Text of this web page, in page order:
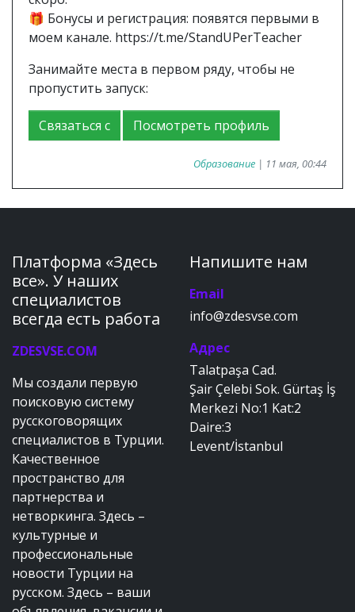
🎁 Бонусы и регистрация: появятся первыми в
моем канале. https://t.me/StandUPerTeacher
Занимайте места в первом ряду, чтобы не
пропустить запуск:
Связаться с Посмотреть профиль
Образование | 11 мая, 00:44
Платформа «Здесь
все». У наших
специалистов
всегда есть работа
ZDESVSE.COM
Мы создали первую
поисковую систему
русскоговорящих
специалистов в Турции.
Качественное
пространство для
партнерства и
нетворкинга. Здесь –
культурные и
профессиональные
новости Турции на
русском. Здесь – ваши
Напишите нам
Email
info@zdesvse.com
Адрес
Talatpaşa Cad.
Şair Çelebi Sok. Gürtaş İş
Merkezi No:1 Kat:2
Daire:3
Levent/İstanbul